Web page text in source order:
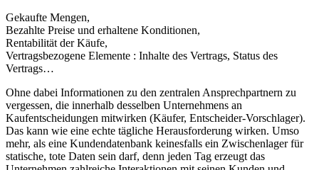
Gekaufte Mengen,
Bezahlte Preise und erhaltene Konditionen,
Rentabilität der Käufe,
Vertragsbezogene Elemente : Inhalte des Vertrags, Status des
Vertrags…
Ohne dabei Informationen zu den zentralen Ansprechpartnern zu
vergessen, die innerhalb desselben Unternehmens an
Kaufentscheidungen mitwirken (Käufer, Entscheider-Vorschlager).
Das kann wie eine echte tägliche Herausforderung wirken. Umso
mehr, als eine Kundendatenbank keinesfalls ein Zwischenlager für
statische, tote Daten sein darf, denn jeden Tag erzeugt das